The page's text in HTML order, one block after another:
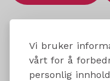
Vi bruker
vårt for å
personlig